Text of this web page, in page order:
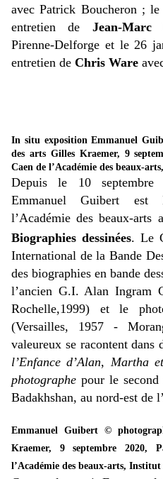
avec Patrick Boucheron ;
entretien de Jean-Marc
Pirenne-Delforge et le 26
entretien de Chris Ware
In situ exposition Emmanuel
des arts Gilles Kraemer, 9
Caen de l’Académie des beaux-
Depuis le 10 septembre
Emmanuel Guibert est
l’Académie des beaux-arts
Biographies dessinées. Le
International de la Bande
des biographies en bande
l’ancien G.I. Alan Ingram
Rochelle,1999) et le
(Versailles, 1957 -
valeureux se racontent dans
l’Enfance d’Alan, Martha
photographe pour le
Badakhshan, au nord-est de
Emmanuel Guibert ©
Kraemer, 9 septembre 2020,
l’Académie des beaux-arts, Institut